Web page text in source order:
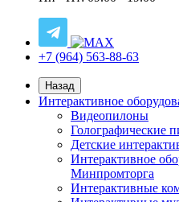
+7 (964) 563-88-63
Назад
Интерактивное
Видеопилоны
Голографические
Детские
Интерактивное
Минпромторга
Интерактивные